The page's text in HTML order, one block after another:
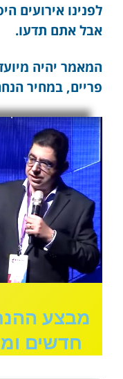
לפנינו אירועים
אבל אתם תדעו.
המאמר יהיה
פריים, במחיר
מבצע
חדשים